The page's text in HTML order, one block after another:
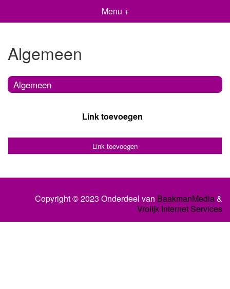
Menu +
Algemeen
Algemeen
Link toevoegen
Link toevoegen
Copyright © 2023 Onderdeel van BaakmanMedia&
Vrolijk Internet Services